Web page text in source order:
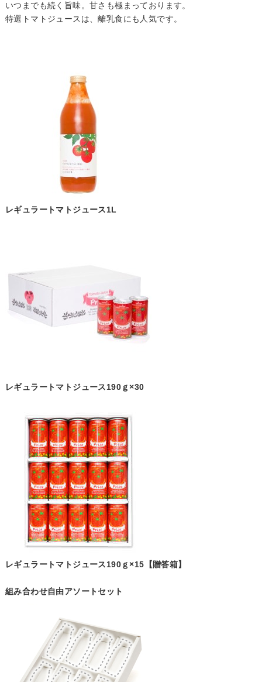
いつまでも続く旨味。甘さも極まっております。
特選トマトジュースは、離乳食にも人気です。
レギュラートマトジュース1L
レギュラートマトジュース190ｇ×30
レギュラートマトジュース190ｇ×15【贈答箱】
組み合わせ自由アソートセット